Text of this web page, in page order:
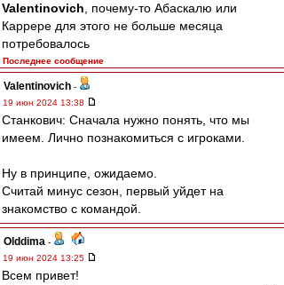
Valentinovich , почему-то Абаскалю или
Каррере для этого не больше месяца
потребовалось
Последнее сообщение
Valentinovich -
19 июн 2024 13:38
Станкович: Сначала нужно понять, что мы
имеем. Лично познакомиться с игроками.
Ну в принципе, ожидаемо.
Считай минус сезон, первый уйдет на
знакомство с командой.
Olddima -
19 июн 2024 13:25
Всем привет!